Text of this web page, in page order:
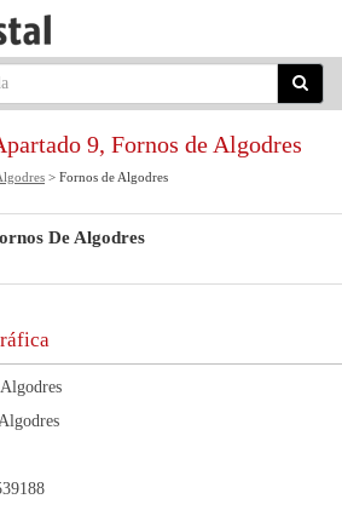
9, Fornos de Algodres
> Fornos de Algodres
De Algodres